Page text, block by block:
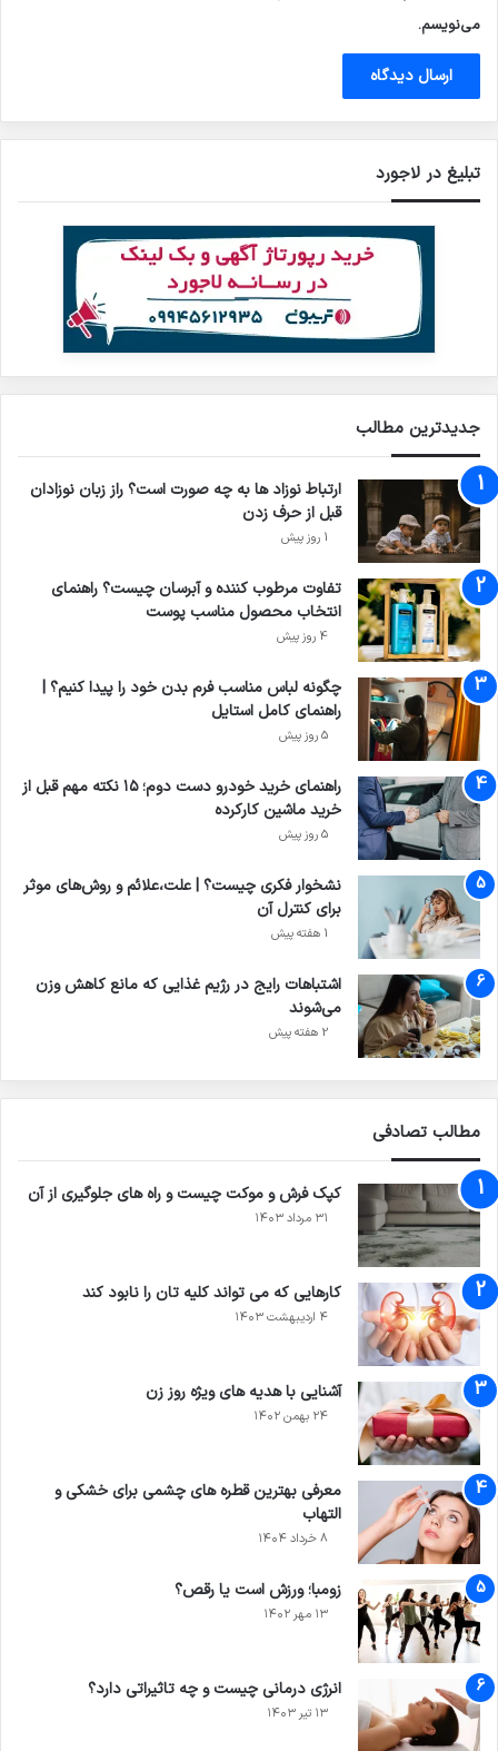
می‌نویسم.
تبلیغ در لاجورد
جدیدترین مطالب
ارتباط نوزاد ها به چه صورت است؟ راز زبان نوزادان
قبل از حرف زدن
1 روز پیش
تفاوت مرطوب کننده و آبرسان چیست؟ راهنمای
انتخاب محصول مناسب پوست
4 روز پیش
چگونه لباس مناسب فرم بدن خود را پیدا کنیم؟ |
راهنمای کامل استایل
5 روز پیش
راهنمای خرید خودرو دست دوم؛ ۱۵ نکته مهم قبل از
خرید ماشین کارکرده
5 روز پیش
نشخوار فکری چیست؟ | علت،علائم و روش‌های موثر
برای کنترل آن
1 هفته پیش
اشتباهات رایج در رژیم غذایی که مانع کاهش وزن
می‌شوند
2 هفته پیش
مطالب تصادفی
کپک فرش و موکت چیست و راه های جلوگیری از آن
۳۱ مرداد ۱۴۰۳
کارهایی که می تواند کلیه تان را نابود کند
۴ اردیبهشت ۱۴۰۳
آشنایی با هدیه های ویژه روز زن
۲۴ بهمن ۱۴۰۲
معرفی بهترین قطره های چشمی برای خشکی و
التهاب
۸ خرداد ۱۴۰۴
زومبا؛ ورزش است یا رقص؟
۱۳ مهر ۱۴۰۲
انرژی درمانی چیست و چه تاثیراتی دارد؟
۱۳ تیر ۱۴۰۳